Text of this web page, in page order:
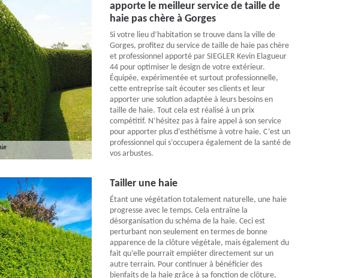
apporte le meilleur service de taille de
haie pas chère à Gorges
Si votre lieu d’habitation se trouve dans la ville de
Gorges, profitez du service de taille de haie pas chère
et professionnel apporté par SIEGLER Kevin Elagueur
44 pour optimiser le design de votre extérieur.
Équipée, expérimentée et surtout professionnelle,
cette entreprise sait écouter ses clients et leur
apporter une solution adaptée à leurs besoins en
taille de haie. Tout cela est réalisé à un prix
compétitif. N’hésitez pas à faire appel à son service
pour apporter plus d’esthétisme à votre haie. C’est un
professionnel qui s’occupera également de la santé de
vos arbustes.
Tailler une haie
Étant une végétation totalement naturelle, une haie
progresse avec le temps. Cela entraîne la
désorganisation du schéma de la haie. Ceci est
perturbant non seulement en termes de bonne
apparence de la clôture végétale, mais également du
fait qu’elle pourrait empiéter directement sur un
autre terrain. Pour continuer à bénéficier des
bienfaits de la haie grâce à sa fonction de clôture,